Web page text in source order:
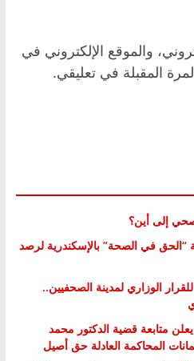
والموقع الإلكتروني في
المقبلة في تعليقي.
إلى أين؟
في الصحة” بالإسكندرية لرصد
الوزاري لمدينة الصحفيين..
متابعة قضية الدكتور محمد
المحاكمة العادلة حق أصيل